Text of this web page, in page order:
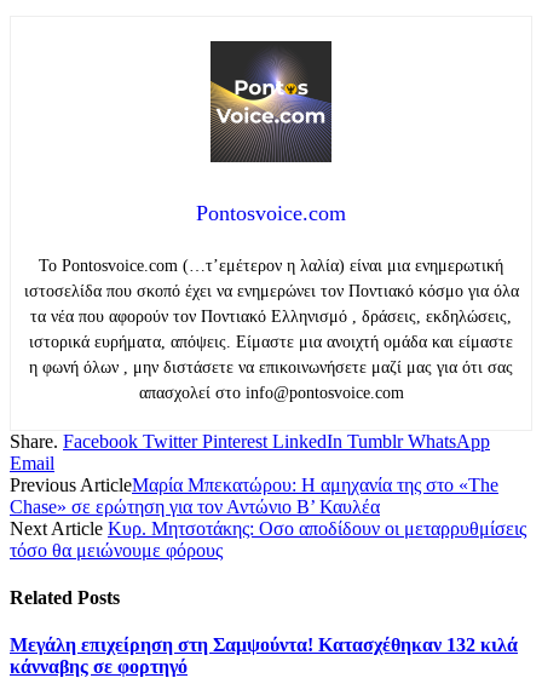
Pontosvoice.com
Το Pontosvoice.com (…τ’εμέτερον η λαλία) είναι μια ενημερωτική
ιστοσελίδα που σκοπό έχει να ενημερώνει τον Ποντιακό κόσμο για όλα
τα νέα που αφορούν τον Ποντιακό Ελληνισμό , δράσεις, εκδηλώσεις,
ιστορικά ευρήματα, απόψεις. Είμαστε μια ανοιχτή ομάδα και είμαστε
η φωνή όλων , μην διστάσετε να επικοινωνήσετε μαζί μας για ότι σας
απασχολεί στο info@pontosvoice.com
Share. Facebook Twitter Pinterest LinkedIn Tumblr WhatsApp
Email
Previous ArticleΜαρία Μπεκατώρου: Η αμηχανία της στο «The
Chase» σε ερώτηση για τον Αντώνιο Β’ Καυλέα
Next Article Κυρ. Μητσοτάκης: Οσο αποδίδουν οι μεταρρυθμίσεις
τόσο θα μειώνουμε φόρους
Related Posts
Μεγάλη επιχείρηση στη Σαμψούντα! Κατασχέθηκαν 132 κιλά
κάνναβης σε φορτηγό